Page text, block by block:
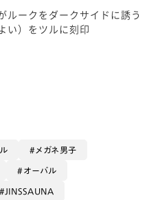
ルークをダークサイドに誘う
い）をツルに刻印
メガネ男子
オーバル
JINSSAUNA